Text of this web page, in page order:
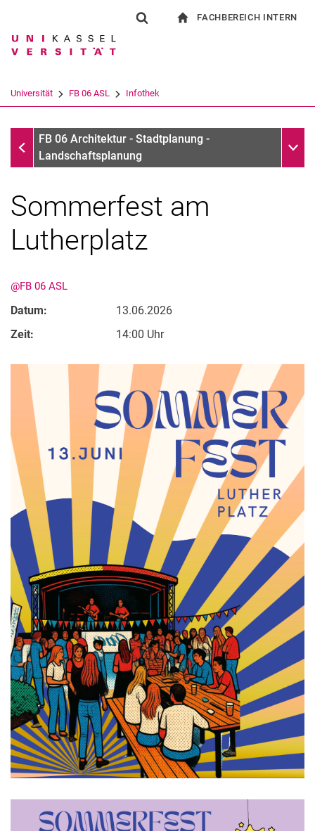
Springe direkt zu: Inhalt
Springe direkt zu: Suche
Springe direkt zu:
Suchbegriff
Suchen (öffnet externen Link in einem
FACHBEREICH INTERN
Universität FB 06 ASL Infothek
InfothekFB 06 Architektur - Stadtplanung -
Landschaftsplanung
Kontakte
Semesterinformationen
Newsletter
Stellenausschreibungen
Publikationen
Presse- und Öffentlichkeitsarbeit
Webredaktion
Webseite R:ein
Sommerfest am
Lutherplatz
@FB 06 ASL
Datum:
13.06.2026
Zeit:
14:00 Uhr